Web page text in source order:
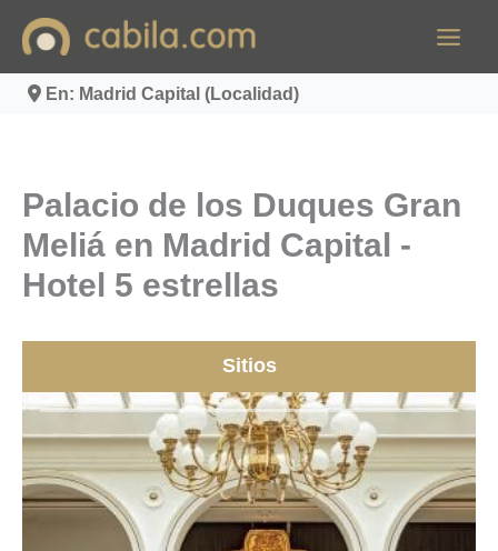
contenido
En: Madrid Capital (Localidad)
Palacio de los Duques Gran
Meliá en Madrid Capital -
Hotel 5 estrellas
Sitios